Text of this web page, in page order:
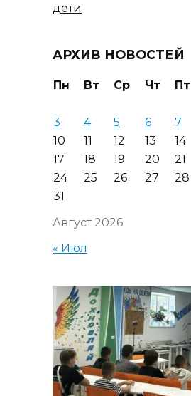
дети
АРХИВ НОВОСТЕЙ
Август 2026
Пн Вт Ср Чт Пт
3
4 5 6 7
10
11 12 13 14
17
18 19 20 21
24
25 26 27 28
31
« Июл